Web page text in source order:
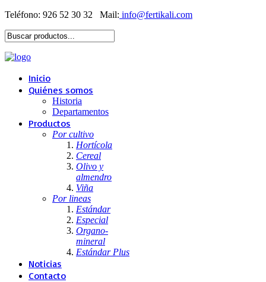
Teléfono: 926 52 30 32 Mail:
Inicio
Quiénes somos
Historia
Departamentos
Productos
Por cultivo
Hortícola
Cereal
Olivo y
almendro
Viña
Por lineas
Estándar
Especial
Organo-
mineral
Estándar Plus
Noticias
Contacto